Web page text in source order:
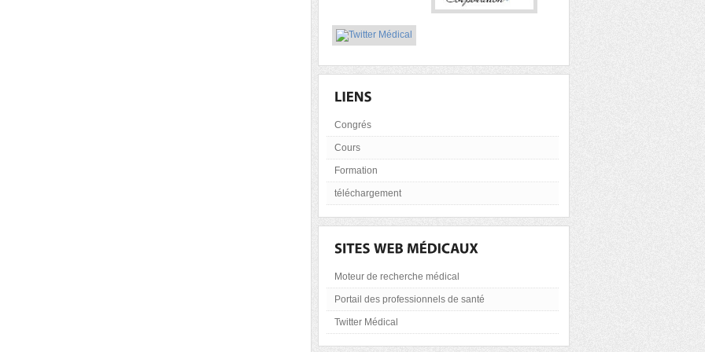
Congrés
Cours
Formation
téléchargement
Moteur de recherche médical
Portail des professionnels de santé
Twitter Médical